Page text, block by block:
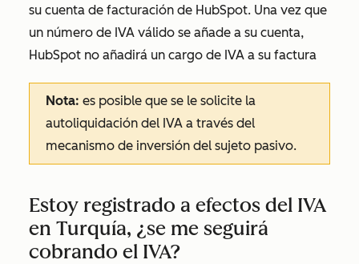
su cuenta de facturación de HubSpot. Una vez que
un número de IVA válido se añade a su cuenta,
HubSpot no añadirá un cargo de IVA a su factura
Nota: es posible que se le solicite la
autoliquidación del IVA a través del
mecanismo de inversión del sujeto pasivo.
Estoy registrado a efectos del IVA
en Turquía, ¿se me seguirá
cobrando el IVA?